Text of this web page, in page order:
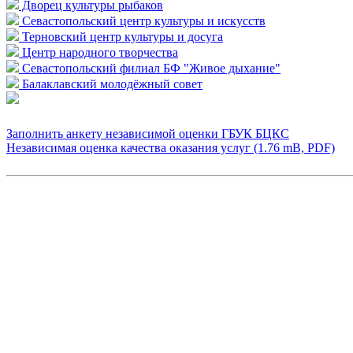
Дворец культуры рыбаков
Севастопольский центр культуры и искусств
Терновский центр культуры и досуга
Центр народного творчества
Севастопольский филиал БФ "Живое дыхание"
Балаклавский молодёжный совет
Заполнить анкету независимой оценки ГБУК БЦКС
Независимая оценка качества оказания услуг (1.76 mB, PDF)